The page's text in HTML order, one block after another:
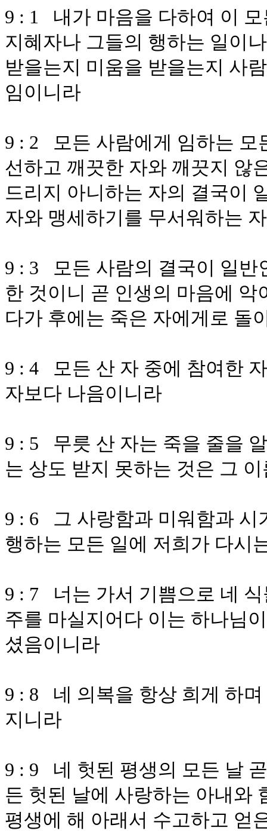
9 : 1 내가 마음을 다하여 이
지혜자나 그들의 행하는 일이
받을는지 미움을 받을는지 사
임이니라
9 : 2 모든 사람에게 임하는 모
선하고 깨끗한 자와 깨끗지 않
드리지 아니하는 자의 결국이
자와 맹세하기를 무서워하는
9 : 3 모든 사람의 결국이 일반
한 것이니 곧 인생의 마음에
다가 후에는 죽은 자에게로 돌
9 : 4 모든 산 자 중에 참여한
자보다 나음이니라
9 : 5 무릇 산 자는 죽을 줄을
는 상도 받지 못하는 것은 그
9 : 6 그 사랑함과 미워함과 시
행하는 모든 일에 저희가 다시
9 : 7 너는 가서 기쁨으로 네
주를 마실지어다 이는 하나님
셨음이니라
9 : 8 네 의복을 항상 희게 하
지니라
9 : 9 네 헛된 평생의 모든 날
든 헛된 날에 사랑하는 아내와
평생에 해 아래서 수고하고 얻